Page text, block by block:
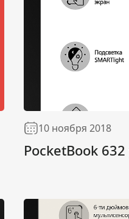
10 ноября 2018
PocketBook